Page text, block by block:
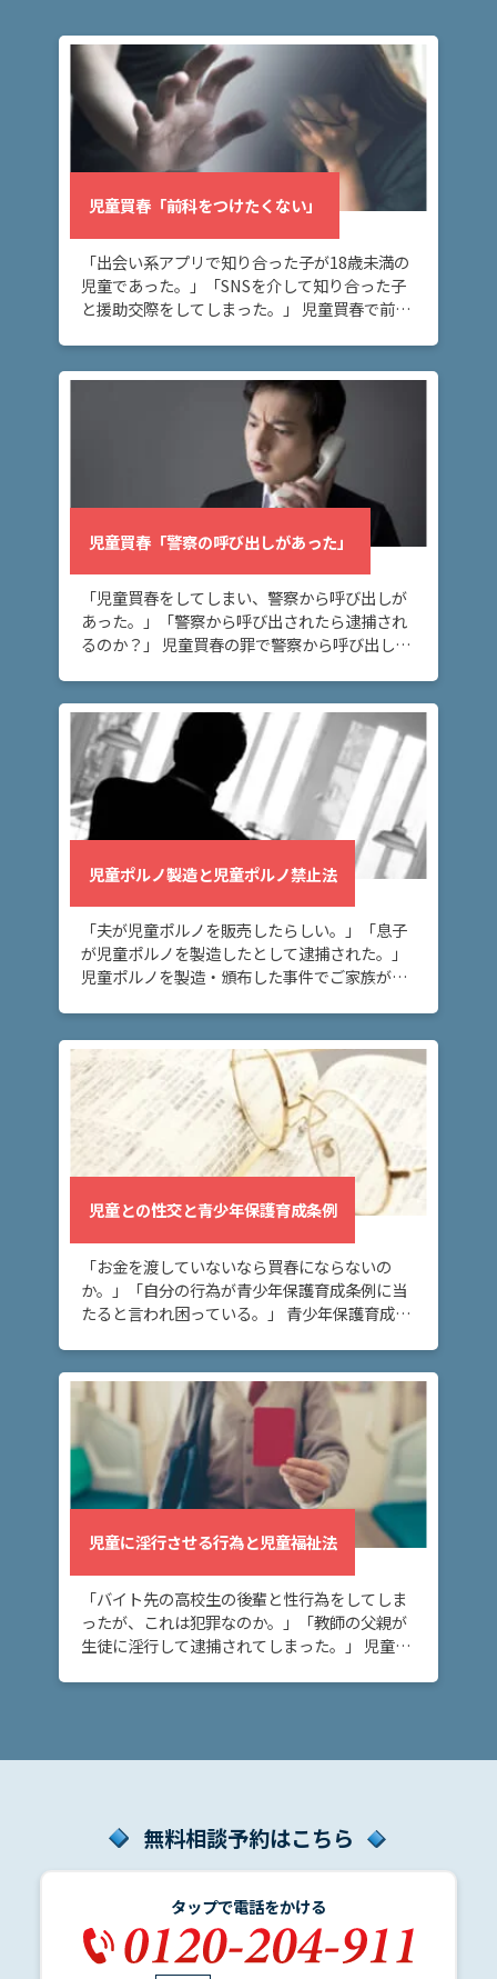
児童買春「前科をつけたくない」
「出会い系アプリで知り合った子が18歳未満の
児童であった。」「SNSを介して知り合った子
と援助交際をしてしまった。」 児童買春で前科
の方 […]
児童買春「警察の呼び出しがあった」
「児童買春をしてしまい、警察から呼び出しが
あった。」「警察から呼び出されたら逮捕され
るのか？」 児童買春の罪で警察から呼び出しが
について […]
児童ポルノ製造と児童ポルノ禁止法
「夫が児童ポルノを販売したらしい。」「息子
が児童ポルノを製造したとして逮捕された。」
児童ポルノを製造・頒布した事件でご家族が逮
出入等を […]
児童との性交と青少年保護育成条例
「お金を渡していないなら買春にならないの
か。」「自分の行為が青少年保護育成条例に当
たると言われ困っている。」 青少年保護育成条
道府県の青少 […]
児童に淫行させる行為と児童福祉法
「バイト先の高校生の後輩と性行為をしてしま
ったが、これは犯罪なのか。」「教師の父親が
生徒に淫行して逮捕されてしまった。」 児童へ
無料相談予約はこちら
タップで電話をかける